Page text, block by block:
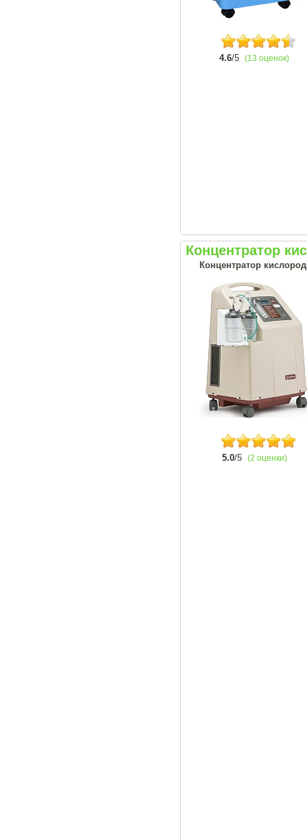
4.6/5 (13 оценок)
Концентратор
Концентратор
5.0/5 (2 оценки)